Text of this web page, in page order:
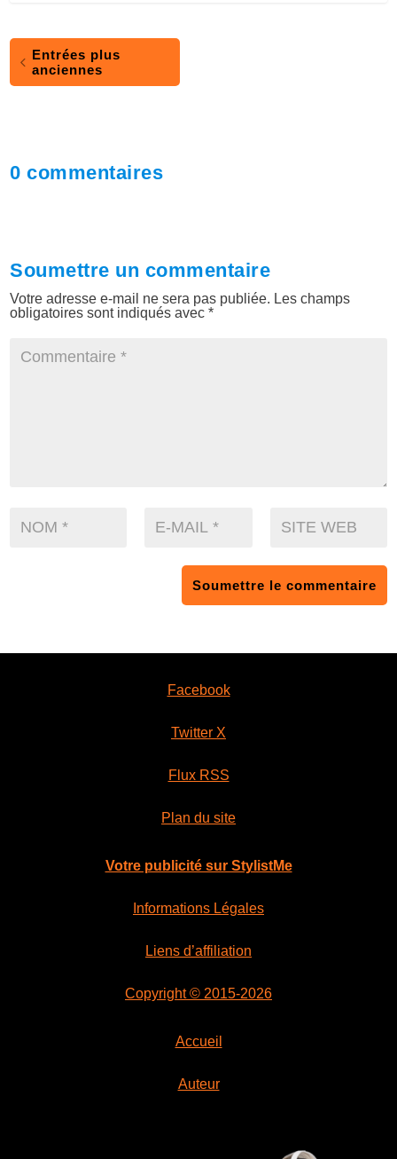
Entrées plus
anciennes
0 commentaires
Soumettre un commentaire
Votre adresse e-mail ne sera pas publiée. Les champs
obligatoires sont indiqués avec*
Soumettre le commentaire
Facebook
Twitter X
Flux RSS
Plan du site
Votre publicité sur StylistMe
Informations Légales
Liens d’affiliation
Copyright © 2015-2026
Accueil
Auteur